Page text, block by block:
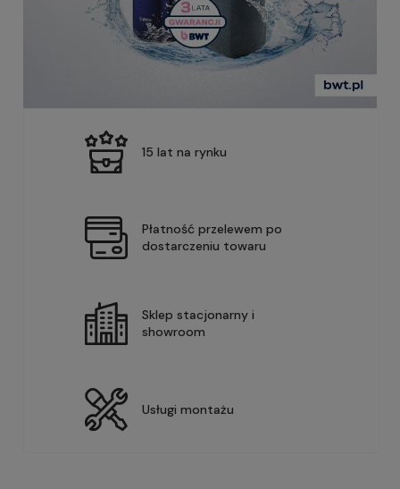
15 lat na rynku
Płatność przelewem po
dostarczeniu towaru
Sklep stacjonarny i
showroom
Usługi montażu